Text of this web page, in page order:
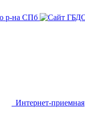
Интернет-приемная